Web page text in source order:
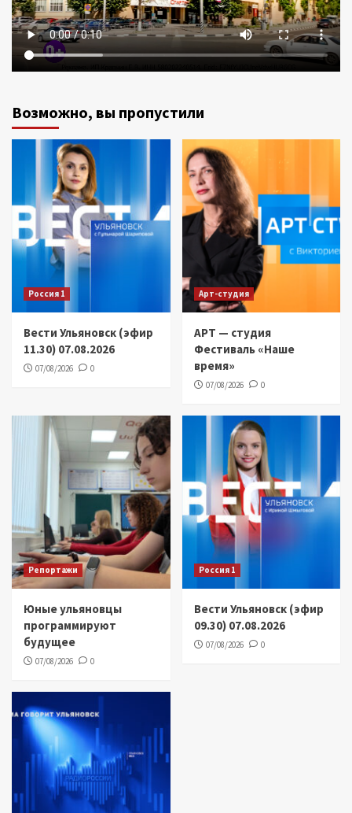
Возможно, вы пропустили
Россия 1
Вести Ульяновск (эфир
11.30) 07.08.2026
07/08/2026 0
Арт-студия
АРТ — студия
Фестиваль «Наше
время»
07/08/2026 0
Репортажи
Юные ульяновцы
программируют
будущее
07/08/2026 0
Россия 1
Вести Ульяновск (эфир
09.30) 07.08.2026
07/08/2026 0